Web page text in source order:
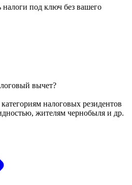
под ключ без вашего
вычет?
налоговых резидентов
жителям чернобыля и др.